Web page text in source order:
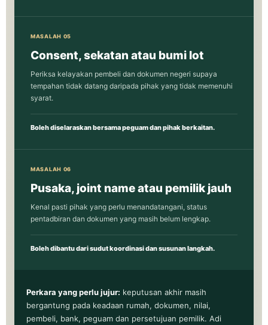
MASALAH 05
Consent, sekatan atau bumi lot
Periksa kelayakan pembeli dan dokumen negeri supaya
tempahan tidak datang daripada pihak yang tidak memenuhi
syarat.
Boleh diselaraskan bersama peguam dan pihak berkaitan.
MASALAH 06
Pusaka, joint name atau pemilik jauh
Kenal pasti pihak yang perlu menandatangani, status
pentadbiran dan dokumen yang masih belum lengkap.
Boleh dibantu dari sudut koordinasi dan susunan langkah.
Perkara yang perlu jujur: keputusan akhir masih
bergantung pada keadaan rumah, dokumen, nilai,
pembeli, bank, peguam dan persetujuan pemilik. Adi